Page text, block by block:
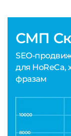
СМП
SEO-
для HoReCa,
фразам